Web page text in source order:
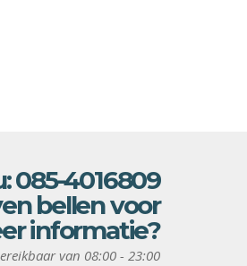
085-4016809
bellen voor
informatie?
van 08:00 - 23:00